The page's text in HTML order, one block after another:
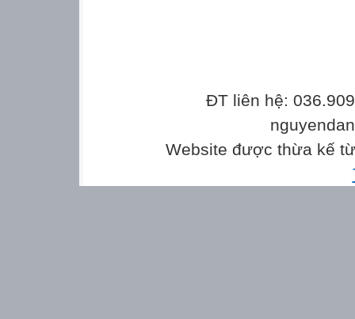
ĐT liên hệ:
Website được thừa kế